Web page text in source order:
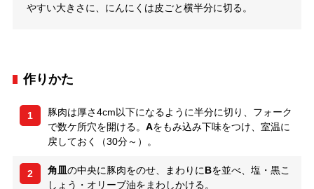
やすい大きさに、にんにくは皮ごと横半分に切る。
作りかた
1
豚肉は厚さ4cm以下になるように半分に切り、フォーク
で数ケ所穴を開ける。 Aをもみ込み下味をつけ、室温に
戻しておく（30分～）。
2 角皿の中央に豚肉をのせ、まわりにBを並べ、塩・黒こ
しょう・オリーブ油をまわしかける。